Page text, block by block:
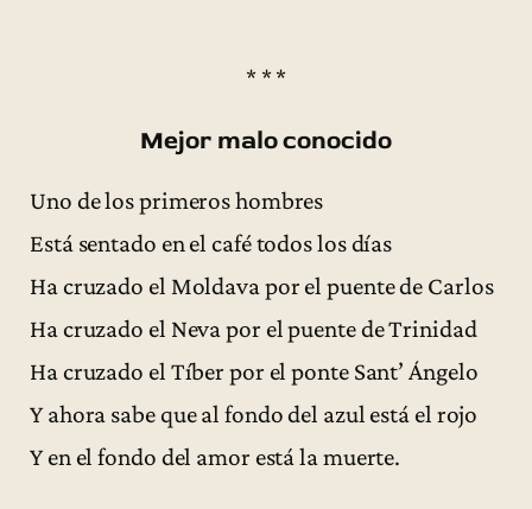
* * *
Mejor malo conocido
Uno de los primeros hombres
Está sentado en el café todos los días
Ha cruzado el Moldava por el puente de Carlos
Ha cruzado el Neva por el puente de Trinidad
Ha cruzado el Tíber por el ponte Sant’ Ángelo
Y ahora sabe que al fondo del azul está el rojo
Y en el fondo del amor está la muerte.